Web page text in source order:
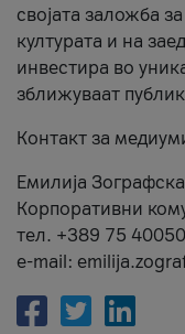
својата заложба
културата и на
инвестира во
зближуваат
Контакт за
Емилија Зографска
Корпоративни
тел. +389 75
e-mail: